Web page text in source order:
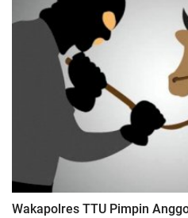
Wakapolres TTU Pimpin